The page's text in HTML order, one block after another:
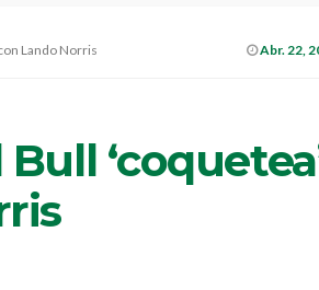
Lando Norris Abr. 22,